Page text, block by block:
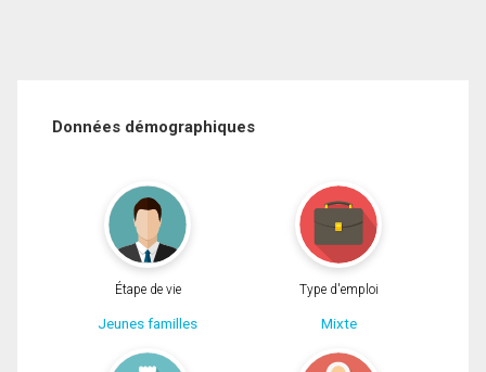
Données démographiques
Étape de vie
Jeunes familles
Type d'emploi
Mixte